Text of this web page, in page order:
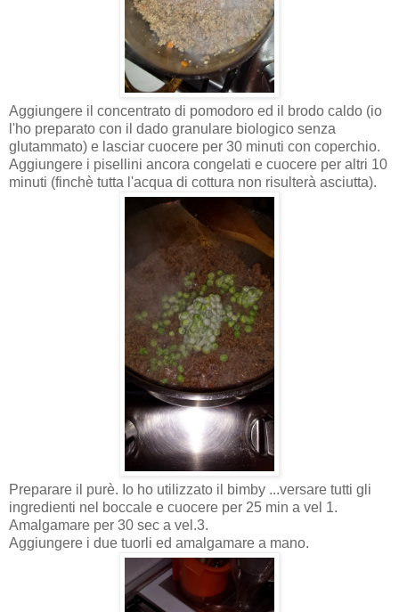
Aggiungere il concentrato di pomodoro ed il brodo caldo (io
l'ho preparato con il dado granulare biologico senza
glutammato) e lasciar cuocere per 30 minuti con coperchio.
Aggiungere i pisellini ancora congelati e cuocere per altri 10
minuti (finchè tutta l'acqua di cottura non risulterà asciutta).
Preparare il purè. Io ho utilizzato il bimby ...versare tutti gli
ingredienti nel boccale e cuocere per 25 min a vel 1.
Amalgamare per 30 sec a vel.3.
Aggiungere i due tuorli ed amalgamare a mano.